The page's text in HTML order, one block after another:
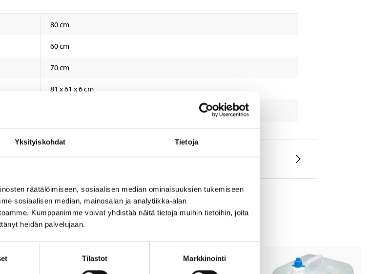
Yksityiskohdat Tietoja
räätälöimiseen, sosiaalisen median ominaisuuksien tukemiseen
sosiaalisen median, mainosalan ja analytiikka-alan
Kumppanimme voivat yhdistää näitä tietoja muihin tietoihin, joita
heidän palvelujaan.
Tilastot Markkinointi
80 cm
60 cm
70 cm
81 x 61 x 6 cm
köpte också